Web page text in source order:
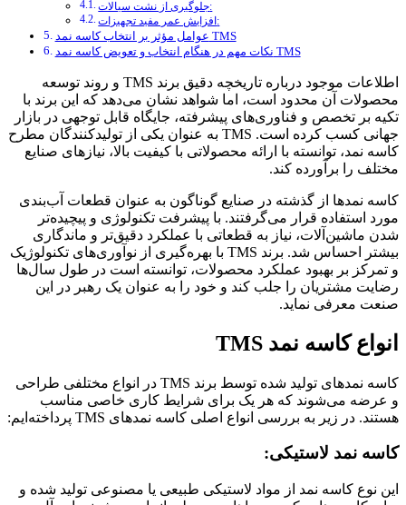
جلوگیری از نشت سیالات:
افزایش عمر مفید تجهیزات:
عوامل مؤثر بر انتخاب کاسه نمد TMS
نکات مهم در هنگام انتخاب و تعویض کاسه نمد TMS
اطلاعات موجود درباره تاریخچه دقیق برند TMS و روند توسعه
محصولات آن محدود است، اما شواهد نشان می‌دهد که این برند با
تکیه بر تخصص و فناوری‌های پیشرفته، جایگاه قابل توجهی در بازار
جهانی کسب کرده است. TMS به عنوان یکی از تولیدکنندگان مطرح
کاسه نمد، توانسته با ارائه محصولاتی با کیفیت بالا، نیازهای صنایع
مختلف را برآورده کند.
کاسه نمدها از گذشته در صنایع گوناگون به عنوان قطعات آب‌بندی
مورد استفاده قرار می‌گرفتند. با پیشرفت تکنولوژی و پیچیده‌تر
شدن ماشین‌آلات، نیاز به قطعاتی با عملکرد دقیق‌تر و ماندگاری
بیشتر احساس شد. برند TMS با بهره‌گیری از نوآوری‌های تکنولوژیک
و تمرکز بر بهبود عملکرد محصولات، توانسته است در طول سال‌ها
رضایت مشتریان را جلب کند و خود را به عنوان یک رهبر در این
صنعت معرفی نماید.
انواع کاسه نمد TMS
کاسه نمدهای تولید شده توسط برند TMS در انواع مختلفی طراحی
و عرضه می‌شوند که هر یک برای شرایط کاری خاصی مناسب
هستند. در زیر به بررسی انواع اصلی کاسه نمدهای TMS پرداخته‌ایم:
کاسه نمد لاستیکی:
این نوع کاسه نمد از مواد لاستیکی طبیعی یا مصنوعی تولید شده و